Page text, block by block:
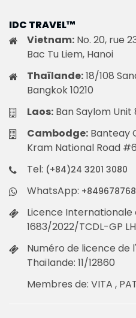
IDC TRAVEL™
Vietnam: No. 20, rue
Bac Tu Liem, Hanoi
Thaïlande:18/108
Bangkok 10210
Laos: Ban Saylom
Cambodge: Banteay
Kram National Road
Tel: (+84)24 3201 3080
WhatsApp:
Licence Internationale
1683/2022/TCDL-GP
Numéro de licence de
Thaïlande: 11/12860
Membres de: VITA ,